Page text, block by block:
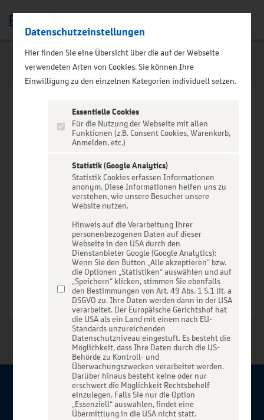
VERANSTALTUNG NICHT
GEFUNDEN
Zur Startseite
Über BBBank-Entertain
Datenschutzeinstellungen
Hier finden Sie eine Übersicht über die auf der Webseite
verwendeten Arten von Cookies. Sie können Ihre
Einwilligung zu den einzelnen Kategorien individuell setzen.
Essentielle Cookies
Für die Nutzung der Webseite mit allen
Funktionen (z.B. Consent Cookies, Warenkorb,
Anmelden, etc.)
Statistik (Google Analytics)
Statistik Cookies erfassen Informationen
anonym. Diese Informationen helfen uns zu
verstehen, wie unsere Besucher unsere
Website nutzen.
Hinweis auf die Verarbeitung Ihrer
personenbezogenen Daten auf dieser
Webseite in den USA durch den
Dienstanbieter Google (Google Analytics):
Wenn Sie den Button „Alle akzeptieren“ bzw.
die Optionen „Statistiken“ auswählen und auf
„Speichern“ klicken, stimmen Sie ebenfalls
den Bestimmungen von Art. 49 Abs. 1 S.1 lit. a
DSGVO zu. Ihre Daten werden dann in der USA
verarbeitet. Der Europäische Gerichtshof hat
die USA als ein Land mit einem nach EU-
Standards unzureichenden
Datenschutzniveau eingestuft. Es besteht die
Möglichkeit, dass Ihre Daten durch die US-
Behörde zu Kontroll- und
Überwachungszwecken verarbeitet werden.
Darüber hinaus besteht keine oder nur
erschwert die Möglichkeit Rechtsbehelf
einzulegen. Falls Sie nur die Option
„Essenziell“ auswählen, findet eine
Übermittlung in die USA nicht statt.